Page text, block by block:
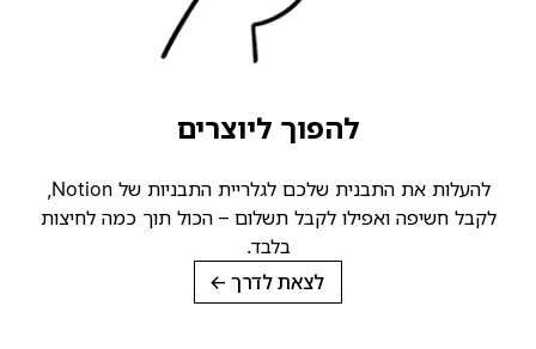
להפוך ליוצרים
להעלות את התבנית שלכם לגלריית התבניות של Notion,
לקבל חשיפה ואפילו לקבל תשלום – הכול תוך כמה לחיצות
בלבד.
לצאת לדרך→